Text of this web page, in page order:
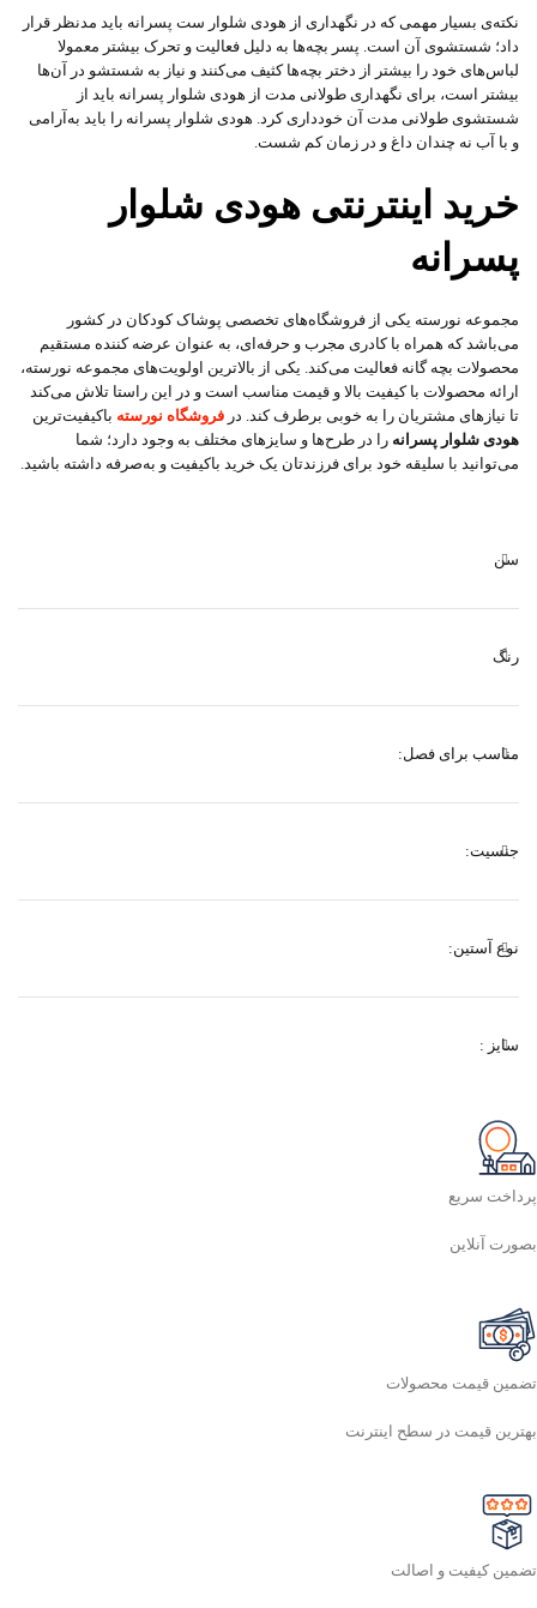
سن
رنگ
مناسب برای فصل:
جنسیت:
نوع آستین:
سایز :
نکته‌ی بسیار مهمی که در نگهداری از هودی شلوار ست پسرانه باید مدنظر قرار
داد؛ شستشوی آن است. پسر بچه‌ها به دلیل فعالیت و تحرک بیشتر معمولا
لباس‌های خود را بیشتر از دختر بچه‌ها کثیف می‌کنند و نیاز به شستشو در آن‌ها
بیشتر است، برای نگهداری طولانی مدت از هودی شلوار پسرانه باید از
شستشوی طولانی مدت آن خودداری کرد. هودی شلوار پسرانه را باید به‌آرامی
و با آب نه چندان داغ و در زمان کم شست.
خرید اینترنتی هودی شلوار
پسرانه
مجموعه نورسته یکی از فروشگاه‌های تخصصی پوشاک کودکان در کشور
می‌باشد که همراه با کادری مجرب و حرفه‌ای، به عنوان عرضه کننده مستقیم
محصولات بچه گانه فعالیت می‌کند. یکی از بالاترین اولویت‌های مجموعه نورسته،
ارائه محصولات با کیفیت بالا و قیمت مناسب است و در این راستا تلاش می‌کند
تا نیاز‌های مشتریان را به خوبی برطرف کند. در فروشگاه نورسته باکیفیت‌ترین
هودی شلوار پسرانه را در طرح‌ها و سایز‌های مختلف به وجود دارد؛ شما
می‌توانید با سلیقه خود برای فرزندتان یک خرید باکیفیت و به‌صرفه داشته باشید.
پرداخت سریع
بصورت آنلاین
تضمین قیمت محصولات
بهترین قیمت در سطح اینترنت
تضمین کیفیت و اصالت